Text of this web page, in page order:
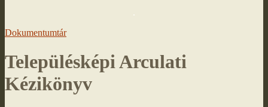
.
Dokumentumtár
Településképi Arculati
Kézikönyv